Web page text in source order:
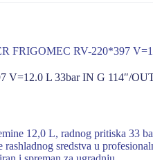
FRIGOMEC RV-220*397
L 33bar IN G 114″/
12,0 L, radnog pritiska 33
sredstva u